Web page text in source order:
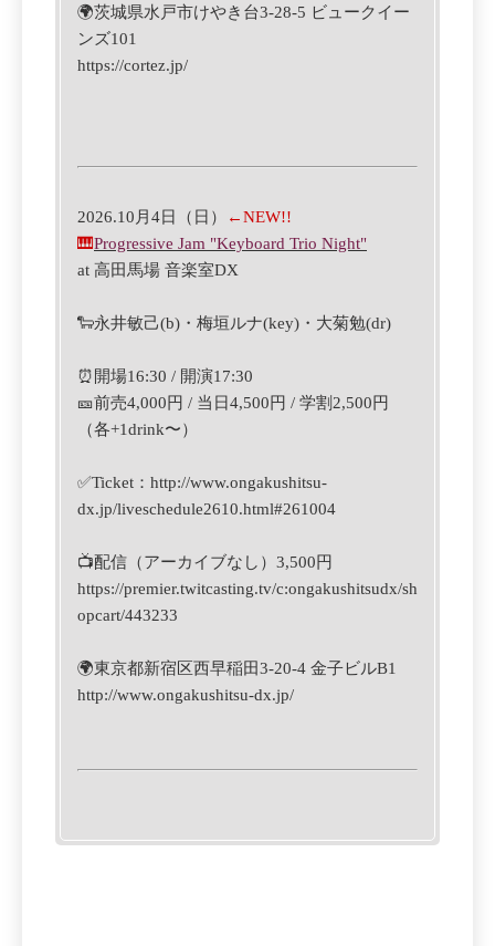
🌍茨城県水戸市けやき台3-28-5 ビュークイー
ンズ101
https://cortez.jp/
2026.10月4日（日）
←NEW!!
🎹Progressive Jam "Keyboard Trio Night"
at 高田馬場 音楽室DX
🐑永井敏己(b)・梅垣ルナ(key)・大菊勉(dr)
⏰開場16:30 / 開演17:30
🎫前売4,000円 / 当日4,500円 / 学割2,500円
（各+1drink〜）
✅Ticket： http://www.ongakushitsu-
dx.jp/liveschedule2610.html#261004
📺配信（アーカイブなし）3,500円
https://premier.twitcasting.tv/c:ongakushitsudx/sh
opcart/443233
🌍東京都新宿区西早稲田3-20-4 金子ビルB1
http://www.ongakushitsu-dx.jp/